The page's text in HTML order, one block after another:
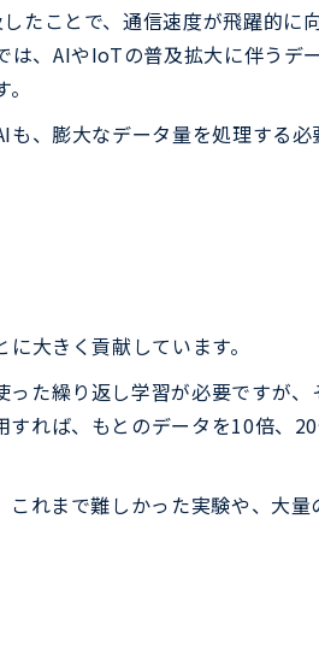
たことで、通信速度が飛躍的
は、AIやIoTの普及拡大に伴う
、膨大なデータ量を処理する
大きく貢献しています。
た繰り返し学習が必要ですが
すれば、もとのデータを10倍、
これまで難しかった実験や、大